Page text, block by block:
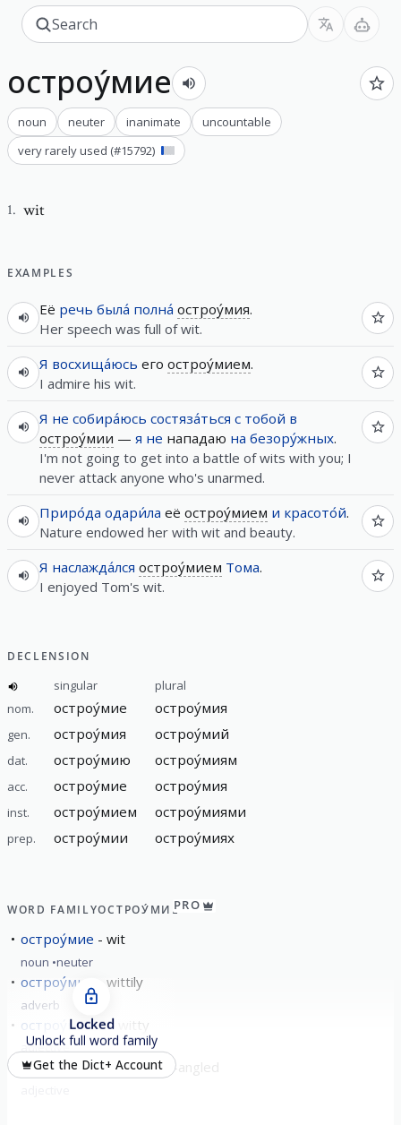
остроу́мие
noun neuter inanimate
uncountable
very rarely used (#15792)
1. wit
EXAMPLES
Её речь была́ полна́ остроу́мия.
Her speech was full of wit.
Я восхища́юсь его остроу́мием.
I admire his wit.
Я не собира́юсь состяза́ться с тобой в
остроу́мии — я не нападаю на безору́жных.
I'm not going to get into a battle of wits with you; I
never attack anyone who's unarmed.
Приро́да одари́ла её остроу́мием и красото́й.
Nature endowed her with wit and beauty.
Я наслажда́лся остроу́мием Тома.
I enjoyed Tom's wit.
DECLENSION
singular
plural
nom.
остроу́мие остроу́мия
gen. остроу́мия остроу́мий
dat. остроу́мию остроу́миям
acc. остроу́мие остроу́мия
inst. остроу́мием остроу́миями
prep. остроу́мии остроу́миях
WORD FAMILYОСТРОУ́МИЕPRO
остроу́мие wit
noun neuter
остроу́мно wittily
adverb
остроу́мный witty
adjective
остроуго́льный acute-angled
Locked
Unlock full word family
Get the Dict+ Account